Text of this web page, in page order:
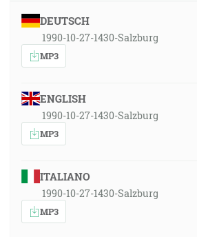
DEUTSCH
1990-10-27-1430-Salzburg
MP3
ENGLISH
1990-10-27-1430-Salzburg
MP3
ITALIANO
1990-10-27-1430-Salzburg
MP3